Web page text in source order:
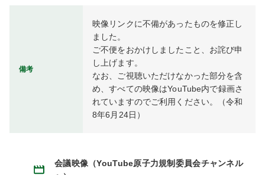
備考
映像リンクに不備があったものを修正し
ました。
ご不便をおかけしましたこと、お詫び申
し上げます。
なお、ご視聴いただけなかった部分を含
め、すべての映像はYouTube内で録画さ
れていますのでご利用ください。（令和
8年6月24日）
会議映像（YouTube原子力規制委員会チャンネル